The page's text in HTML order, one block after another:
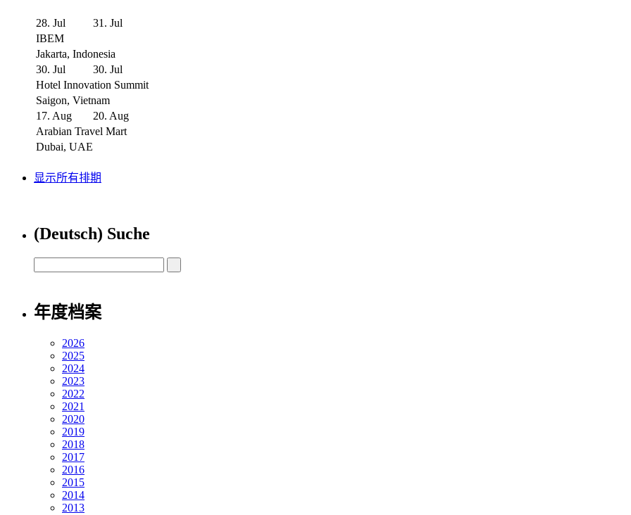
28. Jul
31. Jul
IBEM
Jakarta, Indonesia
30. Jul
30. Jul
Hotel Innovation Summit
Saigon, Vietnam
17. Aug
20. Aug
Arabian Travel Mart
Dubai, UAE
显示所有排期
(Deutsch) Suche
年度档案
2026
2025
2024
2023
2022
2021
2020
2019
2018
2017
2016
2015
2014
2013